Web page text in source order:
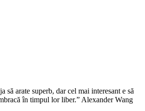
să arate superb, dar cel mai interesant e să
în timpul lor liber.” Alexander Wang